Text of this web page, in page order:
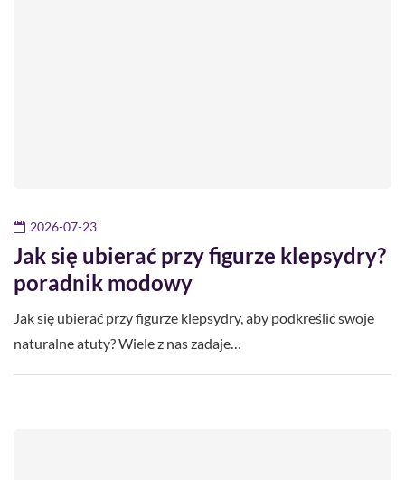
2026-07-23
Jak się ubierać przy figurze klepsydry?
poradnik modowy
Jak się ubierać przy figurze klepsydry, aby podkreślić swoje
naturalne atuty? Wiele z nas zadaje…